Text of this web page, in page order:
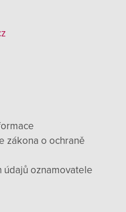
zákona o ochraně
údajů oznamovatele